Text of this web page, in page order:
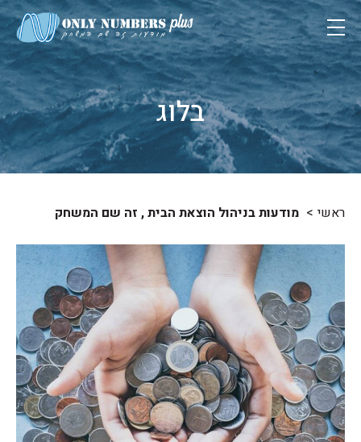
בלוג
ראשי מודעות בניהול הוצאת הבית , זה שם המשחק